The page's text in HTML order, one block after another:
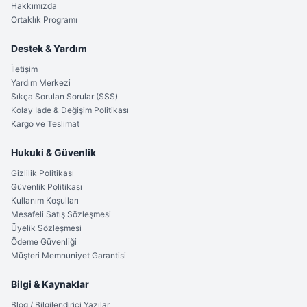
ağırlığıyla cepte varlığını unutturuyor ama ihtiyaç anında 7
cm’lik ağız uzunluğu ile tüm işleri hallediyor."
Kalitelial.com Güvencesi
Satın aldığınız her ürün, Kalitelial.com’un müşteri
memnuniyeti odaklı kalite kontrol süreçlerinden
geçmektedir.Buck bıçak modellerinde
yüksek kalite standartlarımızı koruyor, size sadece bir ürün
Kaliteli ve orijinal Buck bıçak
X61 en fiyat/performans odaklı tercihlerden biridir.
Dayanıklılığı, estetiği ve Buck mirasını bu teknik özelliklerle
bulmak koleksiyonerler için büyük bir avantajdır.
Hemen Keşfedin
Kalitenin ve estetiğin en kompakt halini deneyimlemek için
Buck X61 modelini sepetinize ekleyin. Stoklarla sınırlı bu
Hakkımızda
Ortaklık Programı
Destek & Yardım
İletişim
Yardım Merkezi
Sıkça Sorulan Sorular (SSS)
Kolay İade & Değişim Politikası
Kargo ve Teslimat
Hukuki & Güvenlik
Gizlilik Politikası
Güvenlik Politikası
Kullanım Koşulları
Mesafeli Satış Sözleşmesi
Üyelik Sözleşmesi
Ödeme Güvenliği
Müşteri Memnuniyet Garantisi
Bilgi & Kaynaklar
Blog / Bilgilendirici Yazılar